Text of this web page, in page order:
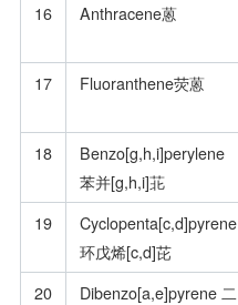
16
Anthracene蒽
17
Fluoranthene荧蒽
18
Benzo[g,h,i]perylene
苯并[g,h,i]苝
19
Cyclopenta[c,d]pyrene
环戊烯[c,d]芘
20
Dibenzo[a,e]pyrene 二